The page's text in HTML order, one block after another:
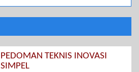
PEDOMAN TEKNIS INOVASI
SIMPEL